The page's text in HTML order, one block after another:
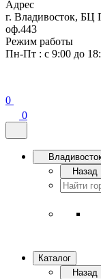
Адрес
г. Владивосток, БЦ
оф.443
Режим работы
Пн-Пт : с 9:00 до
0
0
Назад
Каталог
Назад